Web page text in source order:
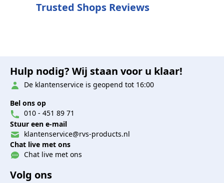
Trusted Shops Reviews
Hulp nodig? Wij staan voor u klaar!
De klantenservice is geopend tot 16:00
Bel ons op
010 - 451 89 71
Stuur een e-mail
klantenservice@rvs-products.nl
Chat live met ons
Chat live met ons
Volg ons